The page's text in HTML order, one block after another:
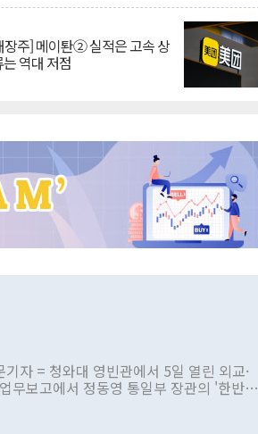
장주] 메이퇀② 실적은 고속 상
역대 저점
자 = 청와대 영빈관에서 5일 열린 외교·
무보고에서 정동영 통일부 장관의 '한반도
않은 사안을 정책으로 추진하겠다고 공